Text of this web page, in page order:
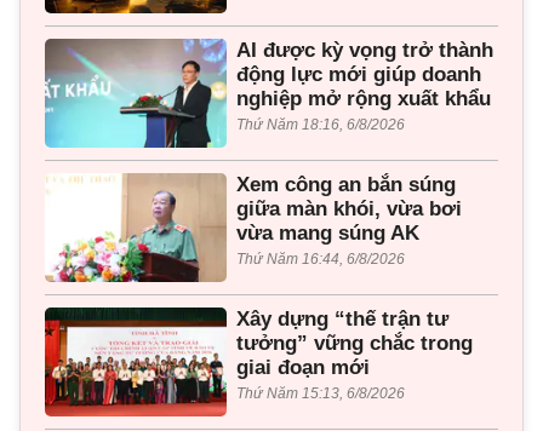
AI được kỳ vọng trở thành
động lực mới giúp doanh
nghiệp mở rộng xuất khẩu
Thứ Năm 18:16, 6/8/2026
Xem công an bắn súng
giữa màn khói, vừa bơi
vừa mang súng AK
Thứ Năm 16:44, 6/8/2026
Xây dựng “thế trận tư
tưởng” vững chắc trong
giai đoạn mới
Thứ Năm 15:13, 6/8/2026